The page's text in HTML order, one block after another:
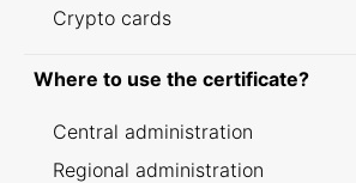
Crypto cards
Where to use the certificate?
Central administration
Regional administration